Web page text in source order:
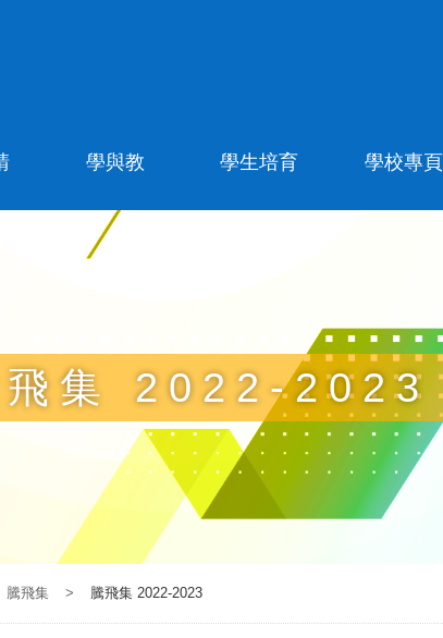
學與教 學生培育 學校專頁
飛集 2022-2023
騰飛集 > 騰飛集 2022-2023